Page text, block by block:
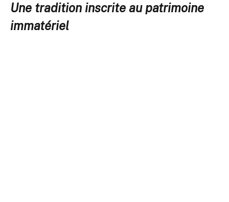
Une tradition inscrite au patrimoine
immatériel